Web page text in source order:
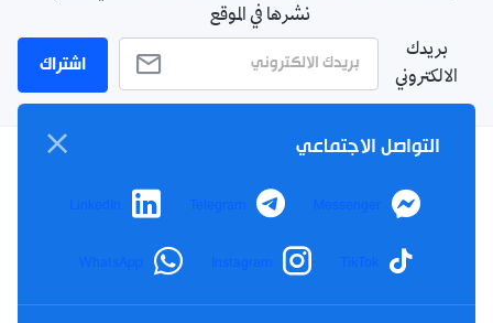
نشرها في الموقع
بريدك
الالكتروني
اشتراك
الأحكام والشروط
اتصل بنا
التواصل الاجتماعي
Messenger
Telegram
LinkedIn
TikTok
Instagram
WhatsApp